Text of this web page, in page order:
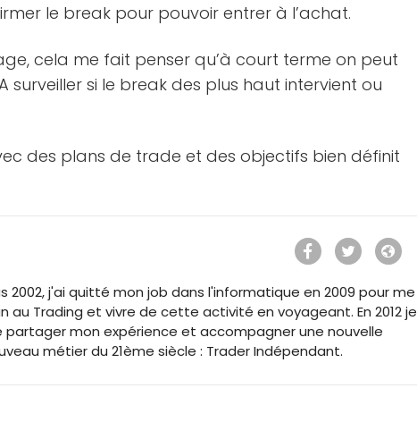
le break pour pouvoir entrer à l’achat.
cela me fait penser qu’à court terme on peut
surveiller si le break des plus haut intervient ou
des plans de trade et des objectifs bien définit
2002, j'ai quitté mon job dans l'informatique en 2009 pour me
au Trading et vivre de cette activité en voyageant. En 2012 je
partager mon expérience et accompagner une nouvelle
métier du 21ème siècle : Trader Indépendant.